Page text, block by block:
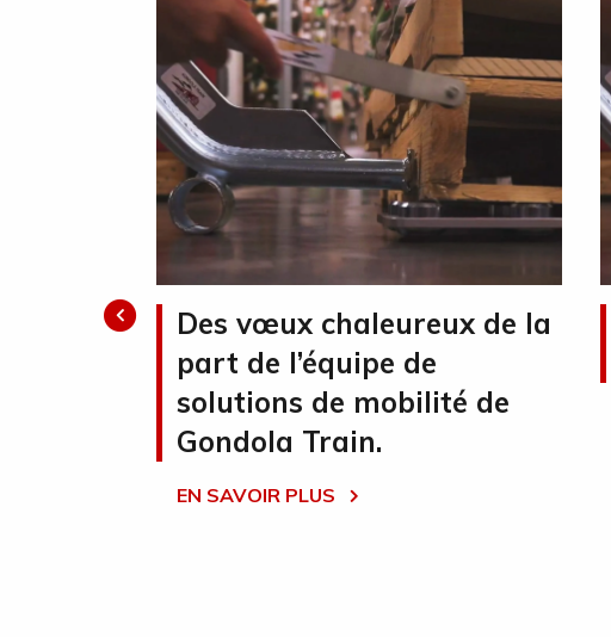
Des vœux chaleureux de la
part de l’équipe de
solutions de mobilité de
Gondola Train.
EN SAVOIR PLUS